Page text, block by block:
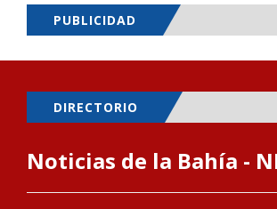
PUBLICIDAD
DIRECTORIO
Noticias de la Bahía -